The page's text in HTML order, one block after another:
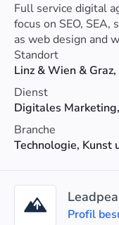
Full service digital
focus on SEO, SEA,
as web design and
Standort
Dienst
Branche
Technologie, Kunst
Profil